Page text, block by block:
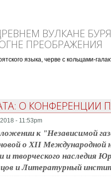
ВУЛКАНЕ
ПРЕОБРАЖЕНИЯ
языка, черве с кольцами-
О КОНФЕРЕНЦИИ
- 11:53pm
к "Независимой
о XII Международной
и творческого наследия
и Литературный